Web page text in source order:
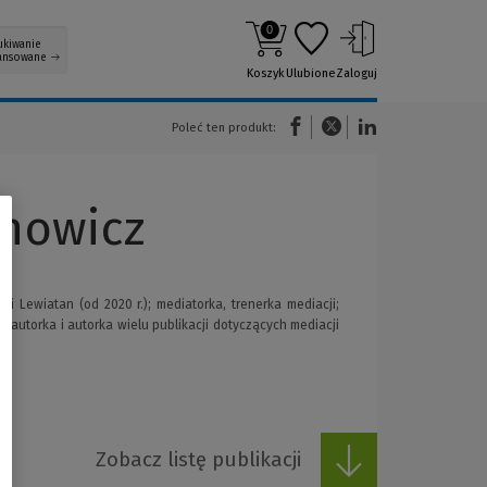
0
KoszykUlubioneZaloguj
Poleć ten produkt:
(Nowe okno)(Link do innej strony)
Lewiatan (od 2020 r.); mediatorka, trenerka mediacji;
i autorka wielu publikacji dotyczących mediacji
Zobacz listę publikacji